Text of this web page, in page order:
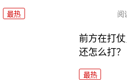
最热 阅
前方在打
还怎么打？
最热